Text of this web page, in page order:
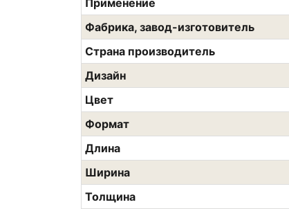
Применение
Фабрика, завод-изготовитель
Страна производитель
Дизайн
Цвет
Формат
Длина
Ширина
Толщина